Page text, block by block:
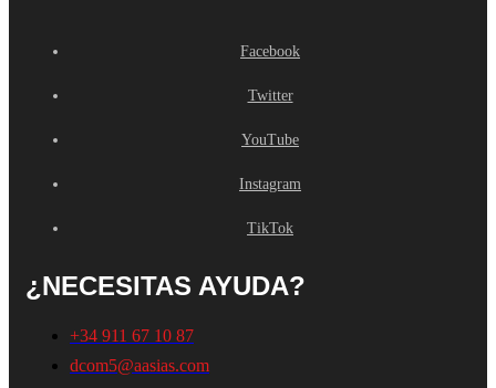
Facebook
Twitter
YouTube
Instagram
TikTok
¿NECESITAS AYUDA?
+34 911 67 10 87
dcom5@aasias.com